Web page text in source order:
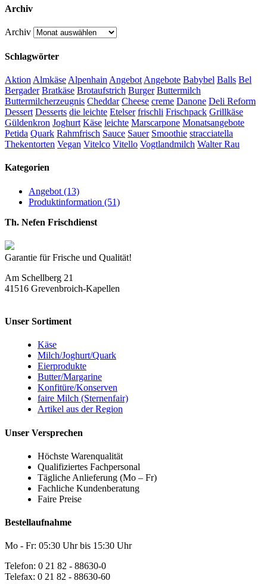
Archiv
Archiv
Schlagwörter
Aktion Almkäse Alpenhain Angebot Angebote Babybel Balls Bel
Bergader Bratkäse Brotaufstrich Burger Buttermilch
Buttermilcherzeugnis Cheddar Cheese creme Danone Deli Reform
Dessert Desserts die leichte Etelser frischli Frischpack Grillkäse
Güldenkron Joghurt Käse leichte Marscarpone Monatsangebote
Petida Quark Rahmfrisch Sauce Sauer Smoothie stracciatella
Thekentorten Vegan Vitelco Vitello Vogtlandmilch Walter Rau
Kategorien
Angebot (13)
Produktinformation (51)
Th. Nefen Frischdienst
Garantie für Frische und Qualität!
Am Schellberg 21
41516 Grevenbroich-Kapellen
Unser Sortiment
Käse
Milch/Joghurt/Quark
Eierprodukte
Butter/Margarine
Konfitüre/Konserven
faire Milch (Sternenfair)
Artikel aus der Region
Unser Versprechen
Höchste Warenqualität
Qualifiziertes Fachpersonal
Tägliche Anlieferung (Mo – Fr)
Fachliche Kundenberatung
Faire Preise
Bestellaufnahme
Mo - Fr: 05:30 Uhr bis 15:30 Uhr
Telefon: 0 21 82 - 88630-0
Telefax: 0 21 82 - 88630-60